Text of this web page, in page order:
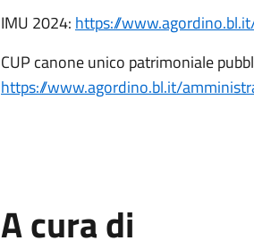
IMU 2024: https://
CUP canone unico patrimoniale
https://www.agordino.bl.it/
A cura di